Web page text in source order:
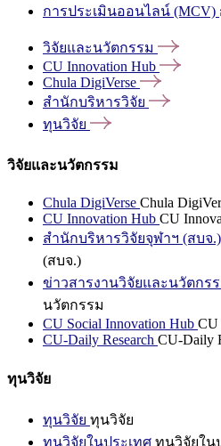
การประเมินออนไลน์ (MCV)
วิจัยและนวัตกรรม
CU Innovation Hub
Chula DigiVerse
สำนักบริหารวิจัย
ทุนวิจัย
วิจัยและนวัตกรรม
Chula DigiVerse Chula
CU Innovation Hub CU
สำนักบริหารวิจัยจุฬาฯ (สบจ.)
(สบจ.)
ข่าวสารงานวิจัยและนวัตกร
นวัตกรรม
CU Social Innovation Hub CU
CU-Daily Research CU-Daily
ทุนวิจัย
ทุนวิจัย ทุนวิจัย
ทุนวิจัยในประเทศ ทุนวิจัยใน